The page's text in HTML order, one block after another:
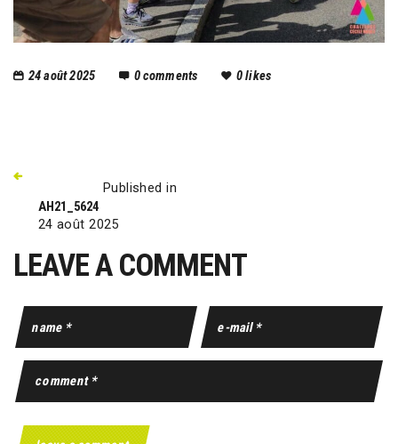
24 août 2025 0comments 0likes
Published in
AH21_5624
24 août 2025
LEAVE A COMMENT